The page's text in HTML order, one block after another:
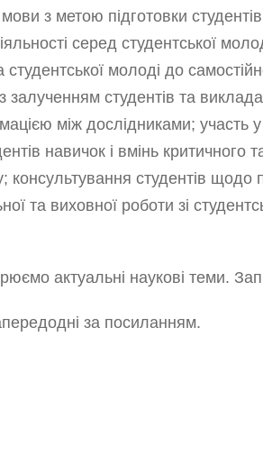
з метою підготовки
серед студентської
молоді до
залученням студентів та
між дослідниками; участь
навичок і вмінь
консультування студентів щодо
та виховної роботи зі
актуальні наукові теми.
за посиланням.